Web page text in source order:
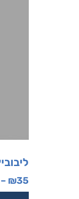
₪35
–